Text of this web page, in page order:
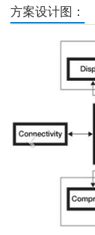
方案设计图：